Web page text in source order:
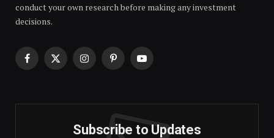
conduct your own research before making any investment
decisions.
Facebook
X
InstagramPinterestYouTube
Subscribe to Updates